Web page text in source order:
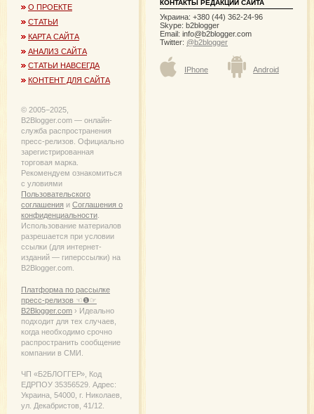
О ПРОЕКТЕ
СТАТЬИ
КАРТА САЙТА
АНАЛИЗ САЙТА
СТАТЬИ НАВСЕГДА
КОНТЕНТ ДЛЯ САЙТА
© 2005−2025,
B2Blogger.com — онлайн-
служба распространения
пресс-релизов. Официально
зарегистрированная
торговая марка.
Рекомендуем ознакомиться
с уловиями
Пользовательского
соглашения и Соглашения о
конфиденциальности
Использование материалов
разрешается при условии
ссылки (для интернет-
изданий — гиперссылки) на
B2Blogger.com.
Платформа по рассылке
пресс-релизов ☜❶☞
B2Blogger.com › Идеально
подходит для тех случаев,
когда необходимо срочно
распространить сообщение
компании в СМИ.
ЧП «Б2БЛОГГЕР», Код
ЕДРПОУ 35356529. Адрес:
Украина, 54000, г. Николаев,
ул. Декабристов, 41/12.
КОНТАКТЫ РЕДАКЦИИ САЙТА
Украина: +380 (44) 362-24-96
Skype: b2blogger
Email: info@b2blogger.com
Twitter: @b2blogger
IPhone Android